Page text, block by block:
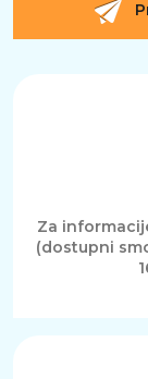
Za
(dostupni